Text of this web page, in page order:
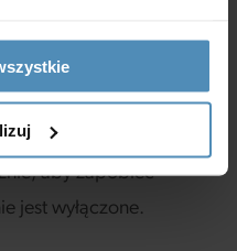
w przepustnice
które
aby zapobiec
jest wyłączone.